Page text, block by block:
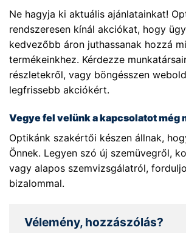
Ne hagyja ki aktuális ajánlatainkat!
rendszeresen kínál akciókat, hogy
kedvezőbb áron juthassanak hozzá
termékeinkhez. Kérdezze
részletekről, vagy böngésszen
legfrissebb akciókért.
Vegye fel velünk a kapcsolatot még
Optikánk szakértői készen állnak,
Önnek. Legyen szó új szemüvegről,
vagy alapos szemvizsgálatról,
bizalommal.
Vélemény, hozzászólás?